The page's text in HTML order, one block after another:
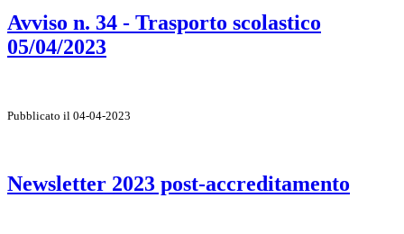
Avviso n. 34 - Trasporto scolastico
05/04/2023
Pubblicato il 04-04-2023
Newsletter 2023 post-accreditamento